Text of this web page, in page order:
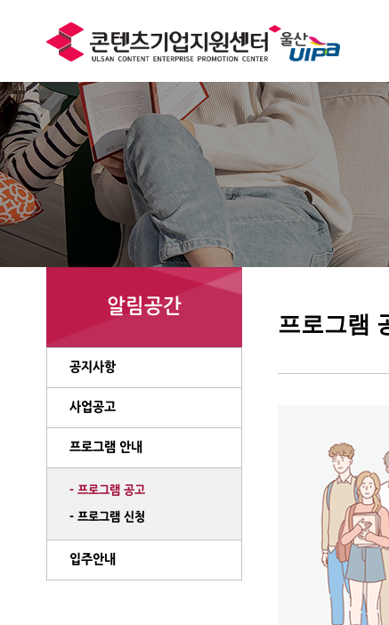
알림공간
공지사항
사업공고
프로그램 안내
- 프로그램 공고
- 프로그램 신청
입주안내
프로그램